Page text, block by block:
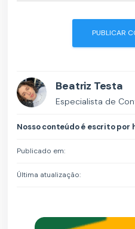
Beatriz Testa
Especialista de
Nosso conteúdo é escrito por
Publicado em:
Última atualização: